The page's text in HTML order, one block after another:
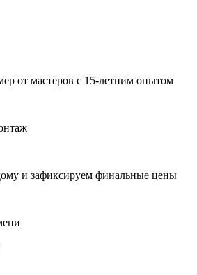
от мастеров с 15-летним опытом
и зафиксируем финальные цены